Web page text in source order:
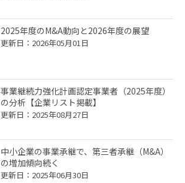
2025年度のM&A動向と2026年度の展望
更新日：2026年05月01日
事業継続力強化計画認定事業者（2025年度）
の分析【企業リスト掲載】
更新日：2025年08月27日
中小企業の事業承継で、第三者承継（M&A）
の増加傾向続く
更新日：2025年06月30日